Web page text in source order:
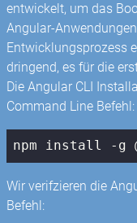
entwickelt, um das
Angular-
Entwicklungsprozess
dringend, es für die
Die Angular CLI
Command Line Befehl:
npm install -g
Wir verifzieren die
Befehl: